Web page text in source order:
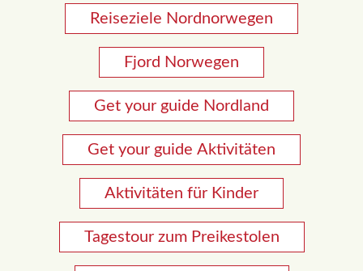
Reiseziele Nordnorwegen
Fjord Norwegen
Get your guide Nordland
Get your guide Aktivitäten
Aktivitäten für Kinder
Tagestour zum Preikestolen